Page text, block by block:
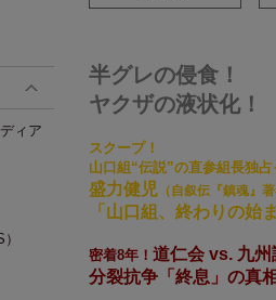
ィア
半グレの侵食！
ヤクザの液状化！
スクープ！
山口組“伝説”の直参組長独
盛力健児 （自叙伝『鎮魂』著
「山口組、終わりの始
密着8年！ 道仁会 vs. 九州
分裂抗争「終息」の真